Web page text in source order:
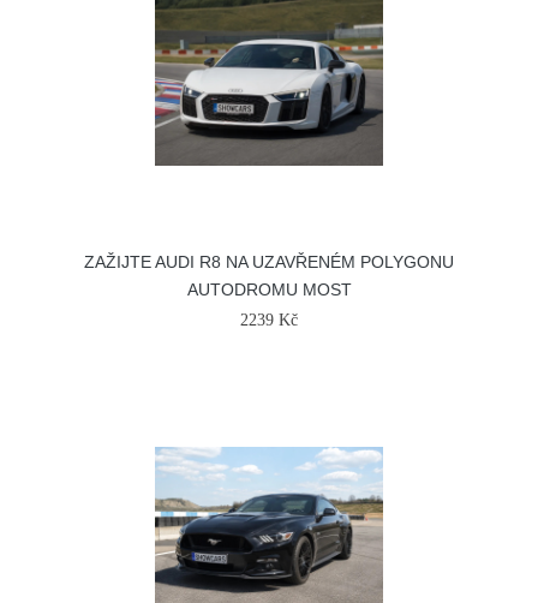
ZAŽIJTE AUDI R8 NA UZAVŘENÉM POLYGONU
AUTODROMU MOST
2239 Kč